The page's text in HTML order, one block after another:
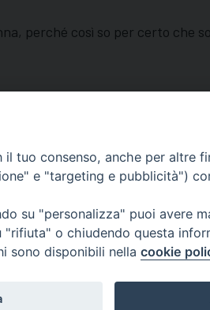
perché così so per certo che
Dal lunedì al sabato dalle 9.30 alle 12.00.
Il pomeriggio solo su appuntamento.
tuo consenso, anche per altre
e "targeting e pubblicità")
su "personalizza" puoi avere
o chiudendo questa
sono disponibili nella cookie